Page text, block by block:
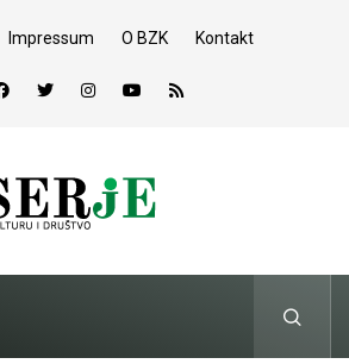
Impressum O BZK Kontakt